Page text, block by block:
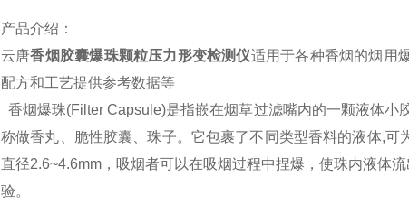
产品介绍：
云唐香烟胶囊爆珠颗粒压力形变检测仪适用于各种香烟的烟用
配方和工艺提供参考数据等
香烟爆珠(Filter Capsule)是指嵌在烟草过滤嘴内的一颗液体
称做香丸、脆性胶囊、珠子。它包裹了不同类型香料的液体,
直径2.6~4.6mm，吸烟者可以在吸烟过程中捏爆，使珠内液体
验。